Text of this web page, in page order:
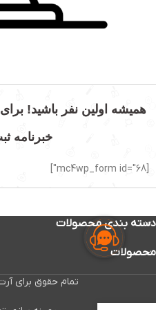
همیشه اولین نفر باشید!
خبرنامه
دسته بندی محصولات
محصولات
تمام حقوق برای